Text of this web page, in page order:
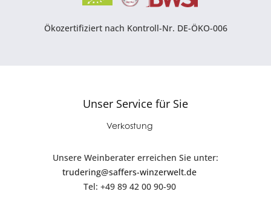
Ökozertifiziert nach Kontroll-Nr. DE-ÖKO-006
Unser Service für Sie
Verkostung
Unsere Weinberater erreichen Sie unter:
trudering@saffers-winzerwelt.de
Tel: +49 89 42 00 90-90